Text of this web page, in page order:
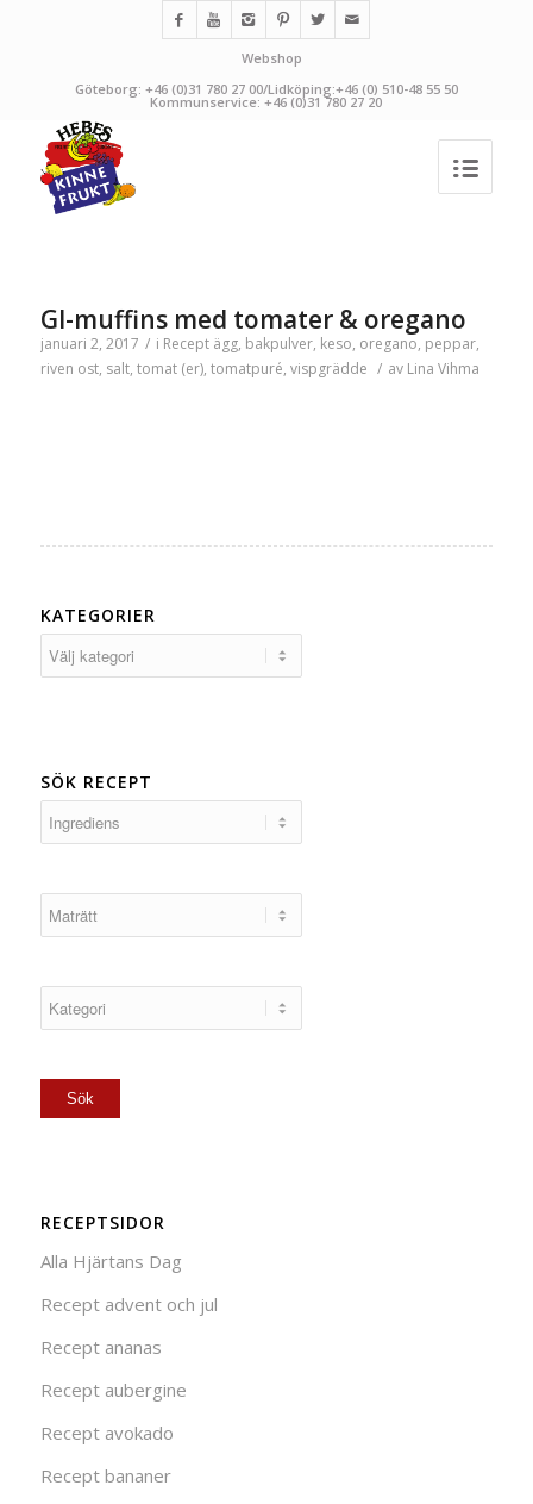
Webshop
Göteborg: +46 (0)31 780 27 00/Lidköping:+46 (0) 510-48 55 50
Kommunservice: +46 (0)31 780 27 20
GI-muffins med tomater & oregano
januari 2, 2017 / i Recept ägg, bakpulver, keso, oregano, peppar,
riven ost, salt, tomat (er), tomatpuré, vispgrädde / av Lina Vihma
KATEGORIER
SÖK RECEPT
RECEPTSIDOR
Alla Hjärtans Dag
Recept advent och jul
Recept ananas
Recept aubergine
Recept avokado
Recept bananer